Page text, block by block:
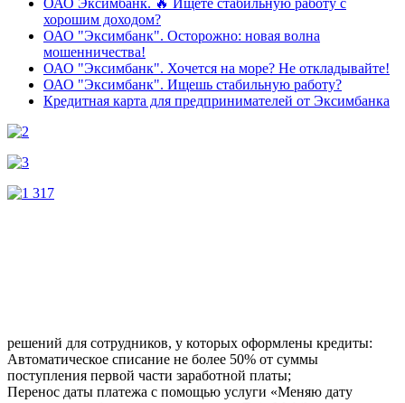
ОАО Эксимбанк. 🔥 Ищете стабильную работу с
хорошим доходом?
ОАО "Эксимбанк". Осторожно: новая волна
мошенничества!
ОАО "Эксимбанк". Хочется на море? Не откладывайте!
ОАО "Эксимбанк". Ищешь стабильную работу?
Кредитная карта для предпринимателей от Эксимбанка
решений для сотрудников, у которых оформлены кредиты:
Автоматическое списание не более 50% от суммы
поступления первой части заработной платы;
Перенос даты платежа с помощью услуги «Меняю дату